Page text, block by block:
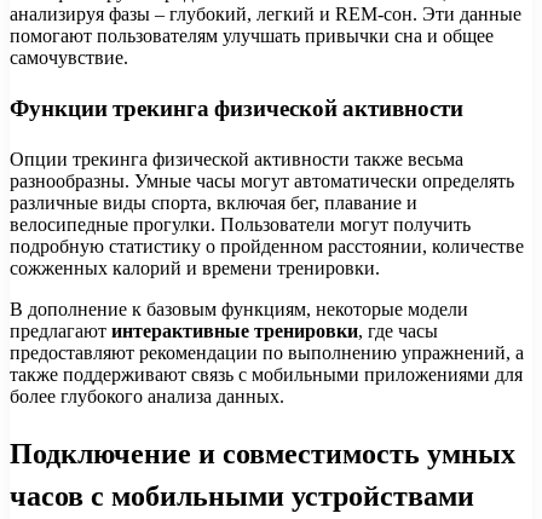
анализируя фазы – глубокий, легкий и REM-сон. Эти данные
помогают пользователям улучшать привычки сна и общее
самочувствие.
Функции трекинга физической активности
Опции трекинга физической активности также весьма
разнообразны. Умные часы могут автоматически определять
различные виды спорта, включая бег, плавание и
велосипедные прогулки. Пользователи могут получить
подробную статистику о пройденном расстоянии, количестве
сожженных калорий и времени тренировки.
В дополнение к базовым функциям, некоторые модели
предлагают интерактивные тренировки, где часы
предоставляют рекомендации по выполнению упражнений, а
также поддерживают связь с мобильными приложениями для
более глубокого анализа данных.
Подключение и совместимость умных
часов с мобильными устройствами